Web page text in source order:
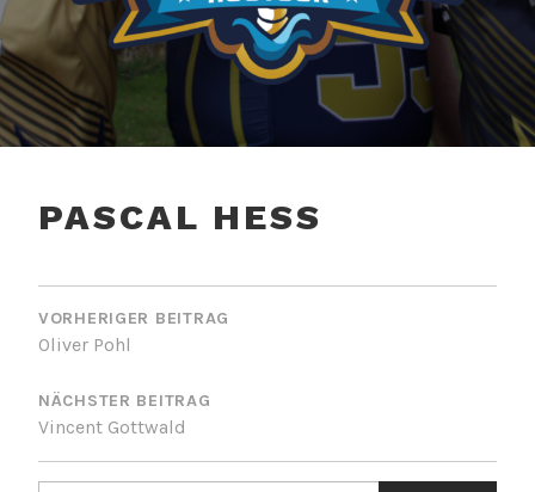
BALTIC BLUE STARS
FOOTBALL
PASCAL HESS
BEITRAGSNAVIGATION
VORHERIGER BEITRAG
Oliver Pohl
NÄCHSTER BEITRAG
Vincent Gottwald